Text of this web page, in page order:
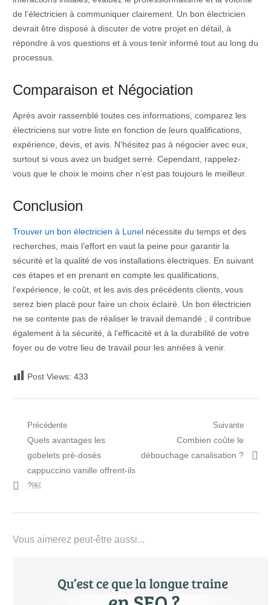
de l’électricien à communiquer clairement. Un bon électricien
devrait être disposé à discuter de votre projet en détail, à
répondre à vos questions et à vous tenir informé tout au long du
processus.
Comparaison et Négociation
Après avoir rassemblé toutes ces informations, comparez les
électriciens sur votre liste en fonction de leurs qualifications,
expérience, devis, et avis. N’hésitez pas à négocier avec eux,
surtout si vous avez un budget serré. Cependant, rappelez-
vous que le choix le moins cher n’est pas toujours le meilleur.
Conclusion
Trouver un bon électricien à Lunelnécessite du temps et des
recherches, mais l’effort en vaut la peine pour garantir la
sécurité et la qualité de vos installations électriques. En suivant
ces étapes et en prenant en compte les qualifications,
l’expérience, le coût, et les avis des précédents clients, vous
serez bien placé pour faire un choix éclairé. Un bon électricien
ne se contente pas de réaliser le travail demandé ; il contribue
également à la sécurité, à l’efficacité et à la durabilité de votre
foyer ou de votre lieu de travail pour les années à venir.
Post Views: 433
Navigation
l’article
Précédente
Post
précédent:
Quels avantages les
gobelets pré-dosés
cappuccino vanille offrent-ils
?￼
Suivante
Prochain
article:
Combien coûte le
débouchage canalisation ?
Vous aimerez peut-être aussi...